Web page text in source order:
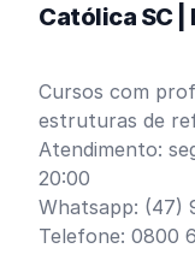
Católica SC |
Cursos com
estruturas de
Atendimento:
20:00
Whatsapp: (47)
Telefone: 0800